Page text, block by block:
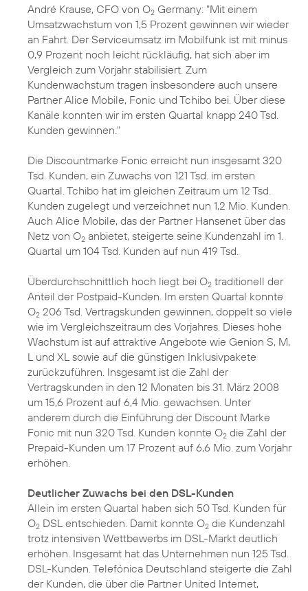
André Krause, CFO von O2 Germany: "Mit einem
Umsatzwachstum von 1,5 Prozent gewinnen wir wieder
an Fahrt. Der Serviceumsatz im Mobilfunk ist mit minus
0,9 Prozent noch leicht rückläufig, hat sich aber im
Vergleich zum Vorjahr stabilisiert. Zum
Kundenwachstum tragen insbesondere auch unsere
Partner Alice Mobile, Fonic und Tchibo bei. Über diese
Kanäle konnten wir im ersten Quartal knapp 240 Tsd.
Kunden gewinnen."
Die Discountmarke Fonic erreicht nun insgesamt 320
Tsd. Kunden, ein Zuwachs von 121 Tsd. im ersten
Quartal. Tchibo hat im gleichen Zeitraum um 12 Tsd.
Kunden zugelegt und verzeichnet nun 1,2 Mio. Kunden.
Auch Alice Mobile, das der Partner Hansenet über das
Netz von O2 anbietet, steigerte seine Kundenzahl im 1.
Quartal um 104 Tsd. Kunden auf nun 419 Tsd.
Überdurchschnittlich hoch liegt bei O2 traditionell der
Anteil der Postpaid-Kunden. Im ersten Quartal konnte
O2 206 Tsd. Vertragskunden gewinnen, doppelt so viele
wie im Vergleichszeitraum des Vorjahres. Dieses hohe
Wachstum ist auf attraktive Angebote wie Genion S, M,
L und XL sowie auf die günstigen Inklusivpakete
zurückzuführen. Insgesamt ist die Zahl der
Vertragskunden in den 12 Monaten bis 31. März 2008
um 15,6 Prozent auf 6,4 Mio. gewachsen. Unter
anderem durch die Einführung der Discount Marke
Fonic mit nun 320 Tsd. Kunden konnte O2 die Zahl der
Prepaid-Kunden um 17 Prozent auf 6,6 Mio. zum Vorjahr
erhöhen.
Deutlicher Zuwachs bei den DSL-Kunden
Allein im ersten Quartal haben sich 50 Tsd. Kunden für
O2 DSL entschieden. Damit konnte O2 die Kundenzahl
trotz intensiven Wettbewerbs im DSL-Markt deutlich
erhöhen. Insgesamt hat das Unternehmen nun 125 Tsd.
DSL-Kunden. Telefónica Deutschland steigerte die Zahl
der Kunden, die über die Partner United Internet,